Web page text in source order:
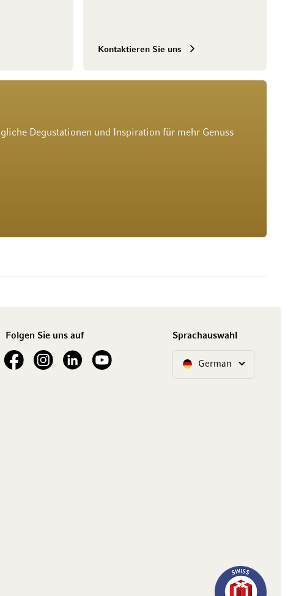
Kontaktieren Sie uns
Degustationen und Inspiration für mehr Genuss
Folgen Sie uns auf
See our FacebookSee our Instagram account
See our LinkedInSee our YouTube channel
Sprachauswahl
SpracheGerman